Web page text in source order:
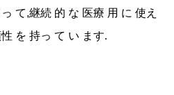
て,継続 的 な 医療 用 に 使え
を 持っ て い ます.